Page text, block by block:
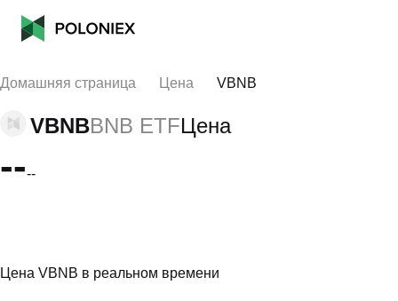
Домашняя страница Цена VBNB
VBNBBNB ETFЦена
----
Цена VBNB в реальном времени